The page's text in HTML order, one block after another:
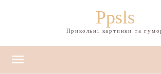
Ppsls
Прикольні картинки та